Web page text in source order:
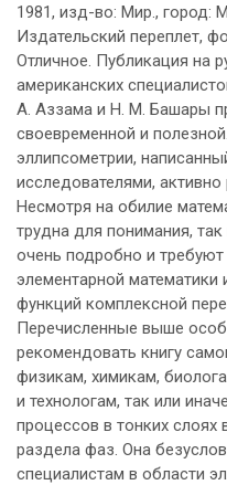
1981, изд-во: Мир., город:
Издательский переплет,
Отличное. Публикация на
американских
А. Аззама и Н. М. Башары
своевременной и
эллипсометрии,
исследователями,
Несмотря на обилие
трудна для понимания,
очень подробно и требуют
элементарной математики
функций комплексной
Перечисленные выше
рекомендовать книгу
физикам, химикам,
и технологам, так или
процессов в тонких слоях
раздела фаз. Она
специалистам в области